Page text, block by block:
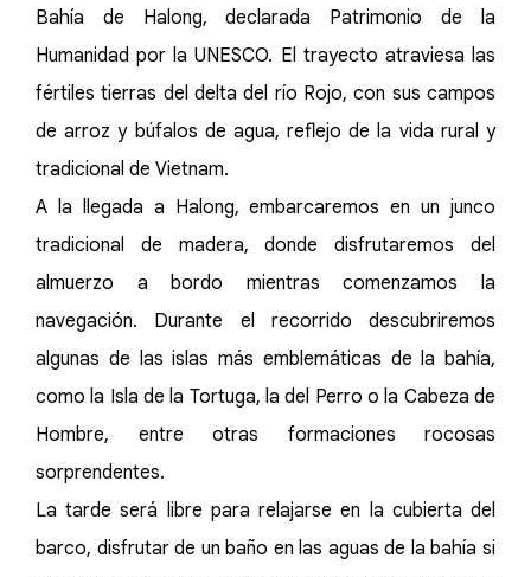
Bahía de Halong, declarada Patrimonio de la
Humanidad por la UNESCO. El trayecto atraviesa las
fértiles tierras del delta del río Rojo, con sus campos
de arroz y búfalos de agua, reflejo de la vida rural y
tradicional de Vietnam.
A la llegada a Halong, embarcaremos en un junco
tradicional de madera, donde disfrutaremos del
almuerzo a bordo mientras comenzamos la
navegación. Durante el recorrido descubriremos
algunas de las islas más emblemáticas de la bahía,
como la Isla de la Tortuga, la del Perro o la Cabeza de
Hombre, entre otras formaciones rocosas
sorprendentes.
La tarde será libre para relajarse en la cubierta del
barco, disfrutar de un baño en las aguas de la bahía si